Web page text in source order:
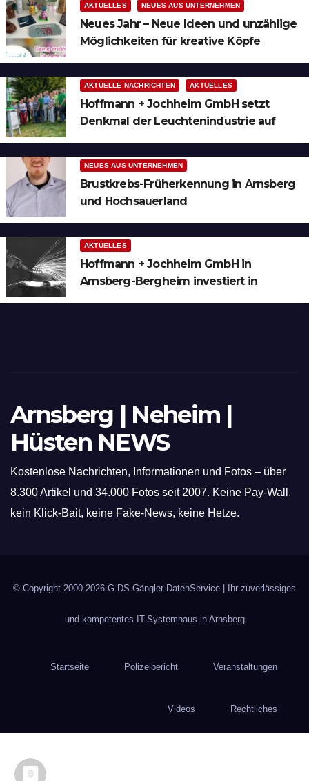
AKTUELLES NEUES AUS UNTERNEHMEN
Neues Jahr – Neue Ideen und unzählige
Möglichkeiten für kreative Köpfe
AKTUELLE NACHRICHTEN AKTUELLES
Hoffmann + Jochheim GmbH setzt
Denkmal der Leuchtenindustrie auf
NEUES AUS UNTERNEHMEN
Brustkrebs-Früherkennung in Arnsberg
und Hochsauerland
AKTUELLES
Hoffmann + Jochheim GmbH in
Arnsberg-Bergheim investiert in
Arnsberg | Neheim |
Hüsten NEWS
Kostenlose Nachrichten, Informationen und Fotos – über
8.300 Artikel und 34.000 Fotos seit 2007. Keine Pay-Wall,
kein Klick-Bait, keine Fake-News, keine Hetze.
© Copyright 2000-2026 G-DS Gängler DatenService | Ihr zuverlässiges
und kompetentes IT-Systemhaus in Arnsberg
Startseite Polizeibericht Veranstaltungen
Videos Rechtliches